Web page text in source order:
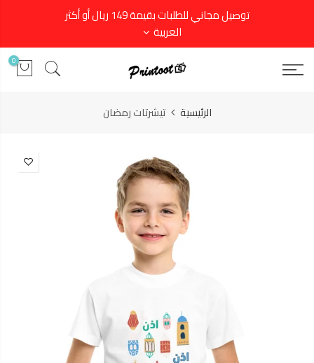
توصيل مجاني للطلبات بقيمة 149 ريال أو أكثر
العربية
0
الرئيسية تيشرتات رمضان